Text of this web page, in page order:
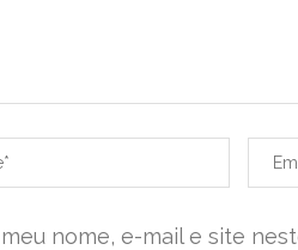
nome, e-mail e site